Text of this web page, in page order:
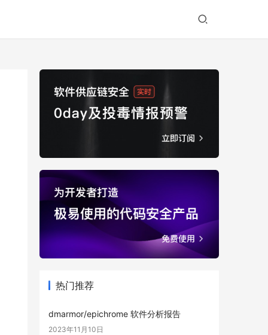
热门推荐
dmarmor/epichrome 软件分析报告
2023年11月10日